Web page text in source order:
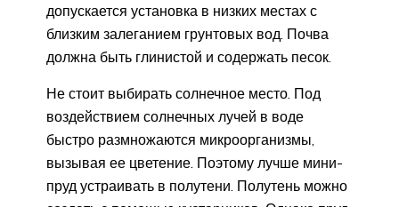
допускается установка в низких местах с
близким залеганием грунтовых вод. Почва
должна быть глинистой и содержать песок.
Не стоит выбирать солнечное место. Под
воздействием солнечных лучей в воде
быстро размножаются микроорганизмы,
вызывая ее цветение. Поэтому лучше мини-
пруд устраивать в полутени. Полутень можно